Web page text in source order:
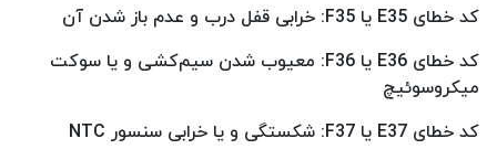
کد خطای E35 یا F35: خرابی قفل درب و عدم باز شدن آن
کد خطای E36 یا F36: معیوب شدن سیم‌کشی و یا سوکت
میکروسوئیچ
کد خطای E37 یا F37: شکستگی و یا خرابی سنسور NTC